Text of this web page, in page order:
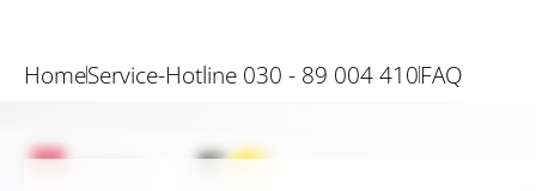
HomeService-Hotline 030 - 89 004 410FAQ